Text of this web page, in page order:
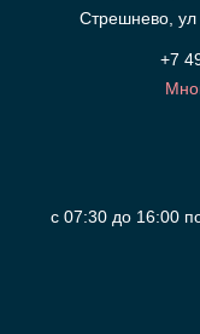
Стрешнево,
+7
с 07:30 до 16:00